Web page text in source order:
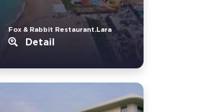
Fox & Rabbit Restaurant.Lara
Detail